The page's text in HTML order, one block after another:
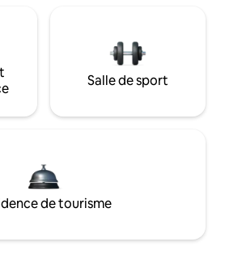
Salle de sport
de tourisme